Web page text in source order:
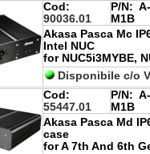
Cod:
90036.01
P/N:
M1B
Akasa Pasca Mc
Intel NUC
for NUC5i3MYBE,
Disponibile c/o
Cod:
55447.01
P/N:
M1B
Akasa Pasca Md
case
for A 7th And 6th